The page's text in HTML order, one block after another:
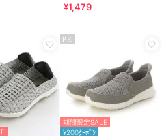
シューズ
¥1,479
PR
期間限定SALE
¥200ｸｰﾎﾟﾝ